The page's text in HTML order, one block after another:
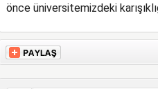
önce üniversitemizdeki